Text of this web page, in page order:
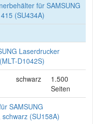
für SAMSUNG
(SU434A)
Laserdrucker
D1042S)
schwarz
1.500
Seiten
SAMSUNG
(SU158A)